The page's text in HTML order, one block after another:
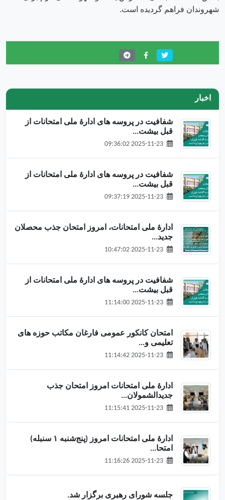
شهروندان فراهم گردیده است.
اخبار
شفافیت در پروسه های ادارۀ ملی امتحانات از
قبل بیشت...
شفافیت در پروسه های ادارۀ ملی امتحانات از
قبل بیشت...
ادارهٔ ملی امتحانات، امروز امتحان جذب محصلان
جدید...
شفافیت در پروسه های ادارۀ ملی امتحانات از
قبل بیشت...
امتحان کانکور عمومی فارغان مکاتب حوزه های
تعلیمی و...
ادارهٔ ملی امتحانات امروز امتحان جذب
جدیدالشمولان...
ادارهٔ ملی امتحانات امروز (پنج‌شنبه ۱ سنبله)
امتحا...
جلسه شورای رهبری برگزار شد.